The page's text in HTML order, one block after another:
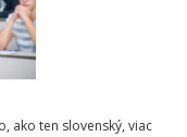
ako ten slovenský, viac